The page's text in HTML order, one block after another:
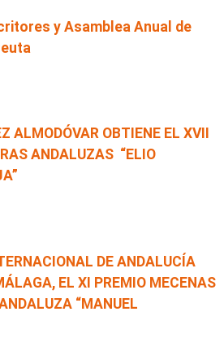
y Asamblea Anual de
ALMODÓVAR OBTIENE EL XVII
ANDALUZAS “ELIO
DE ANDALUCÍA
EL XI PREMIO MECENAS
“MANUEL